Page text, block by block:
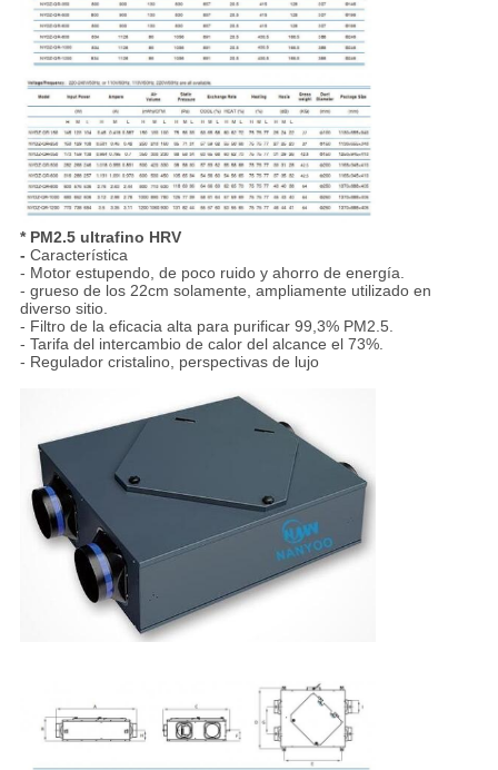
* PM2.5 ultrafino HRV
- Característica
- Motor estupendo, de poco ruido y ahorro de energía.
- grueso de los 22cm solamente, ampliamente utilizado en
diverso sitio.
- Filtro de la eficacia alta para purificar 99,3% PM2.5.
- Tarifa del intercambio de calor del alcance el 73%.
- Regulador cristalino, perspectivas de lujo